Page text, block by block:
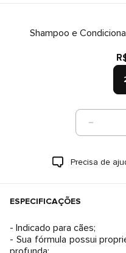
Shampoo e
Precisa de
ESPECIFICAÇÕES
- Indicado para cães;
- Sua fórmula possui